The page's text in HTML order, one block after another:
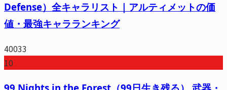
Defense）全キャラリスト｜アルティメットの価
値・最強キャラランキング
40033
10